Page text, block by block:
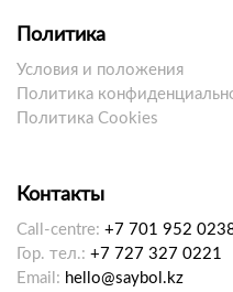
Политика
Условия и положения
Политика
Политика Cookies
Контакты
Call-centre: +7 701 952
Гор. тел.: +7 727 327 0221
Email: hello@saybol.kz